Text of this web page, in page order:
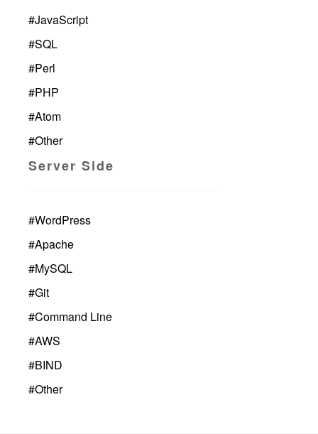
#JavaScript
#SQL
#Perl
#PHP
#Atom
#Other
Server Side
#WordPress
#Apache
#MySQL
#Git
#Command Line
#AWS
#BIND
#Other